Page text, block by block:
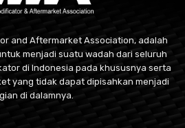
and Aftermarket Association, adalah
menjadi suatu wadah dari seluruh
di Indonesia pada khususnya serta
yang tidak dapat dipisahkan menjadi
di dalamnya.